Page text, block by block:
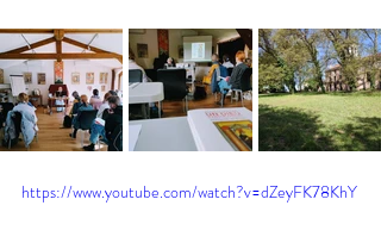
https://www.youtube.com/watch?v=dZeyFK78KhY